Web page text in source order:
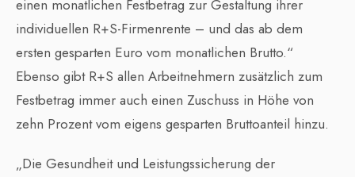
einen monatlichen Festbetrag zur Gestaltung ihrer
individuellen R+S-Firmenrente – und das ab dem
ersten gesparten Euro vom monatlichen Brutto.“
Ebenso gibt R+S allen Arbeitnehmern zusätzlich zum
Festbetrag immer auch einen Zuschuss in Höhe von
zehn Prozent vom eigens gesparten Bruttoanteil hinzu.
„Die Gesundheit und Leistungssicherung der